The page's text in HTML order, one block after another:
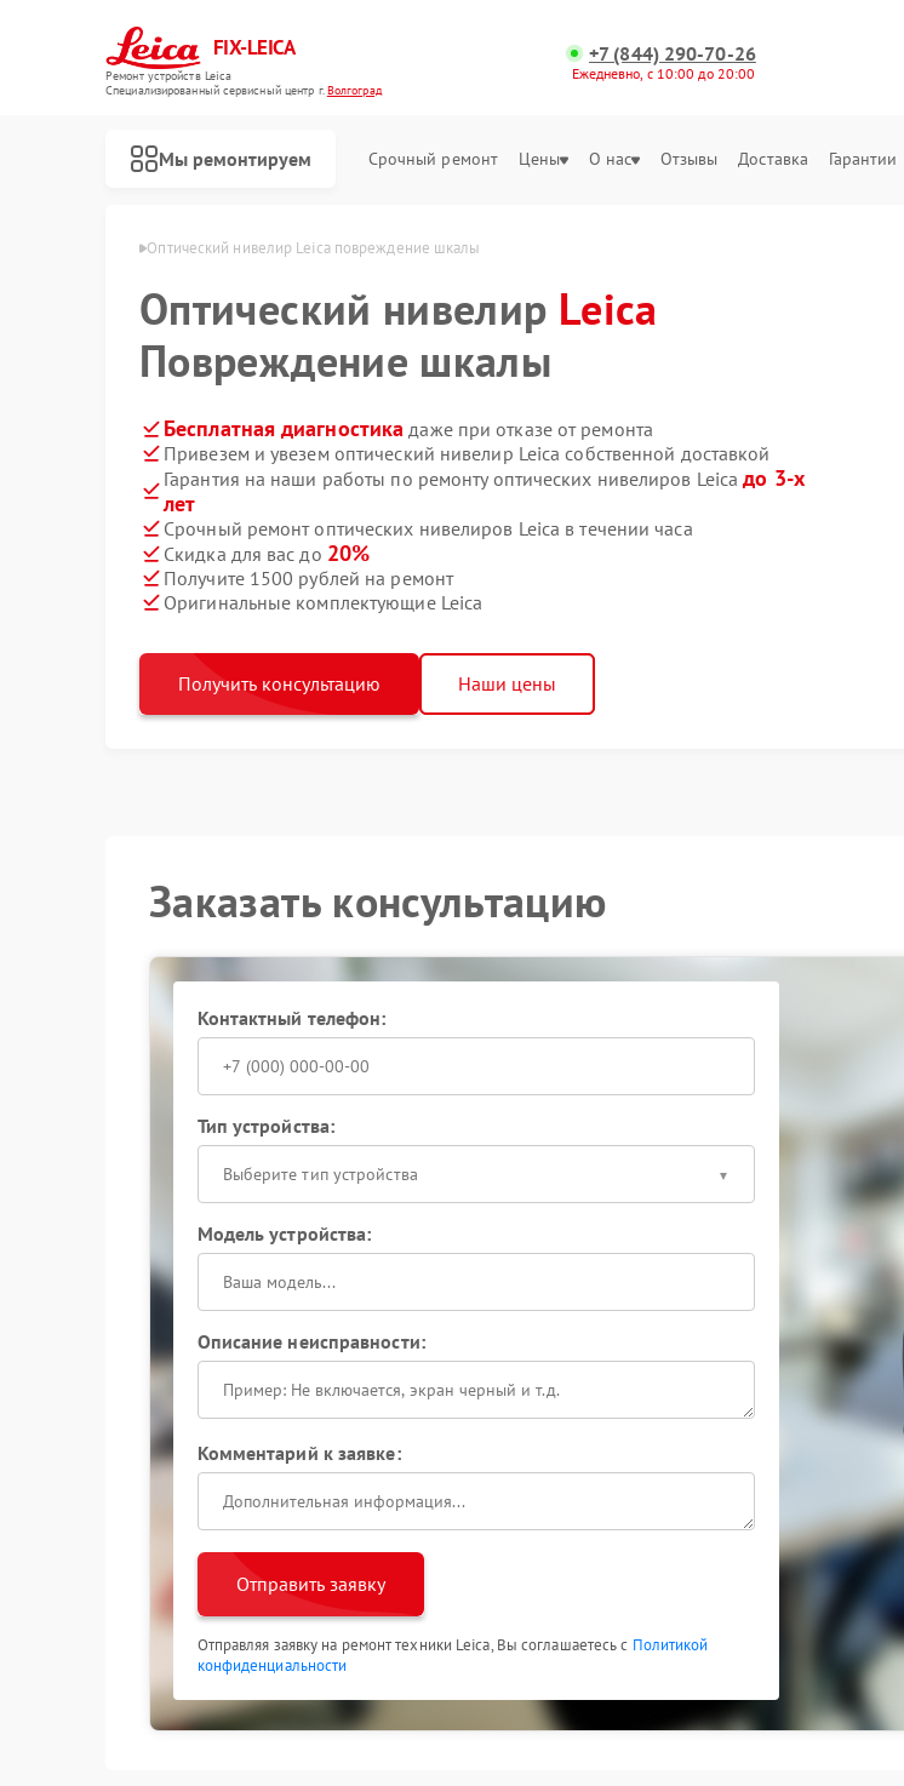
FIX-LEICA
Ремонт устройств Leica
Специализированный cервисный центр г.Волгоград
+7 (844) 290-70-26
Ежедневно, с 10:00 до 20:00
Мы ремонтируем Срочный ремонт Цены О нас Отзывы Доставка Гарантии
Leica в Волгограде Оптический нивелир Leica повреждение шкалы
Оптический нивелир Leica
Повреждение шкалы
Бесплатная диагностика даже при отказе от ремонта
Привезем и увезем оптический нивелир Leica собственной доставкой
Гарантия на наши работы по ремонту оптических нивелиров Leicaдо 3-х
лет
Срочный ремонт оптических нивелиров Leica в течении часа
Скидка для вас до 20%
Получите 1500 рублей на ремонт
Оригинальные комплектующие Leica
Получить консультацию Наши цены
Заказать консультацию
Контактный телефон:
Тип устройства:
Выберите тип устройства
Модель устройства:
Описание неисправности:
Комментарий к заявке:
Отправить заявку
Отправляя заявку на ремонт техники Leica, Вы соглашаетесь с Политикой
конфиденциальности